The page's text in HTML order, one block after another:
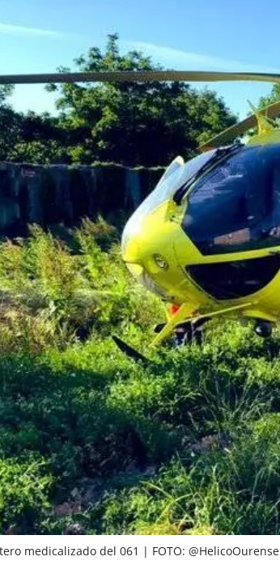
medicalizado del 061 | FOTO: @HelicoOurense